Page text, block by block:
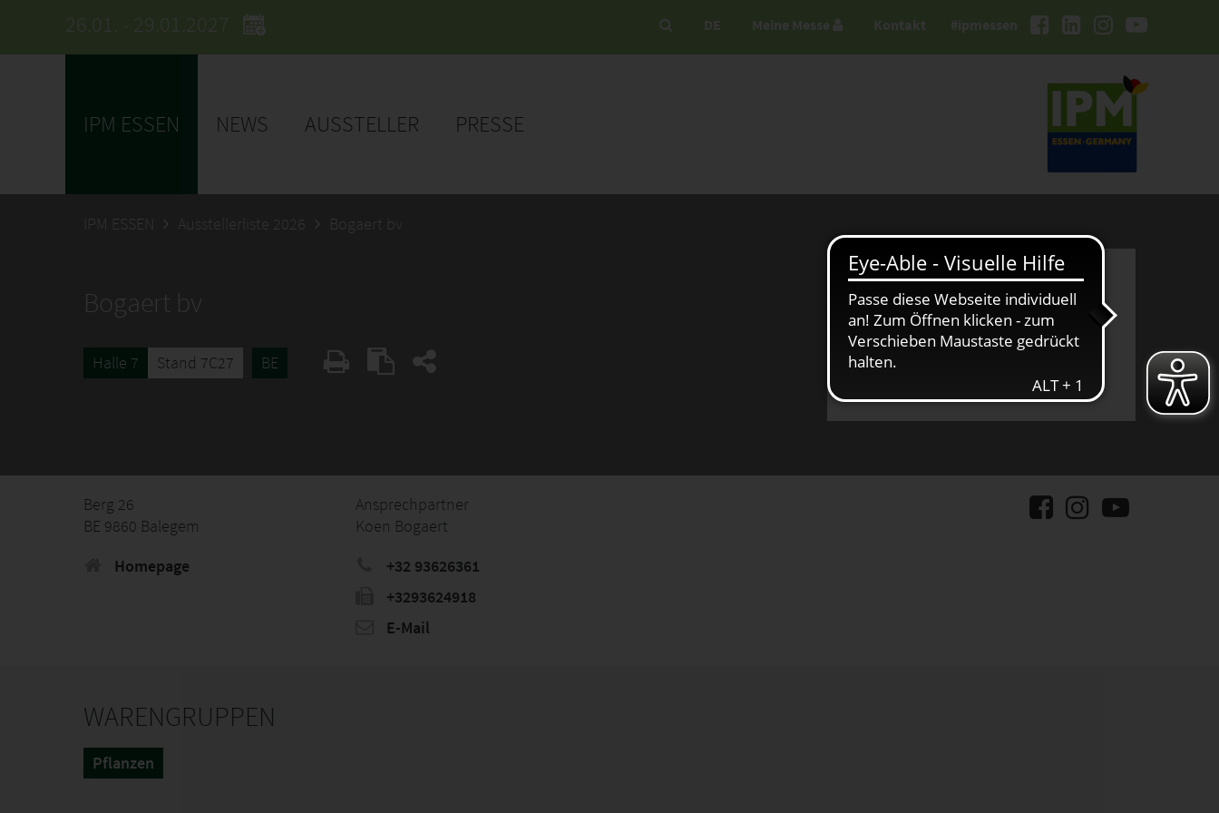
26.01. - 29.01.2027 #ipmessen
DE Meine Messe Kontakt
IPM ESSEN NEWS AUSSTELLER PRESSE
IPM ESSEN Ausstellerliste 2026 Bogaert bv
Bogaert bv
Halle 7 Stand 7C27 BE
Berg 26
BE 9860 Balegem
Homepage
Ansprechpartner
Koen Bogaert
+32 93626361
+3293624918
E-Mail
WARENGRUPPEN
Pflanzen